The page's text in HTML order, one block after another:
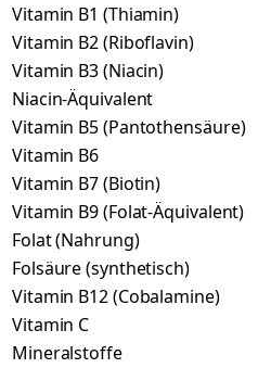
Vitamin B1 (Thiamin)
Vitamin B2 (Riboflavin)
Vitamin B3 (Niacin)
Niacin-Äquivalent
Vitamin B5 (Pantothensäure)
Vitamin B6
Vitamin B7 (Biotin)
Vitamin B9 (Folat-Äquivalent)
Folat (Nahrung)
Folsäure (synthetisch)
Vitamin B12 (Cobalamine)
Vitamin C
Mineralstoffe